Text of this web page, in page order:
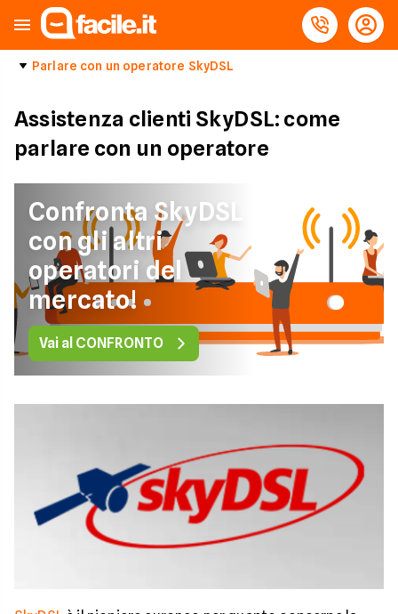
Parlare con un operatore SkyDSL
Assistenza clienti SkyDSL: come
parlare con un operatore
Confronta SkyDSL
con gli altri
operatori del
mercato!
Vai al CONFRONTO